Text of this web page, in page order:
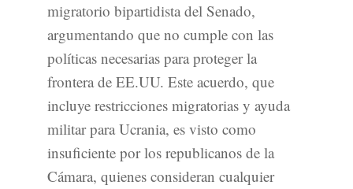
migratorio bipartidista del Senado,
argumentando que no cumple con las
políticas necesarias para proteger la
frontera de EE.UU. Este acuerdo, que
incluye restricciones migratorias y ayuda
militar para Ucrania, es visto como
insuficiente por los republicanos de la
Cámara, quienes consideran cualquier